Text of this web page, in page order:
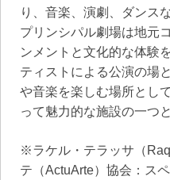
り、音楽、演劇、ダンス
プリンシパル劇場は地元
ンメントと文化的な体験
ティストによる公演の場
や音楽を楽しむ場所とし
って魅力的な施設の一つ
※ラケル・テラッサ（
テ（ActuArte）協会：ス